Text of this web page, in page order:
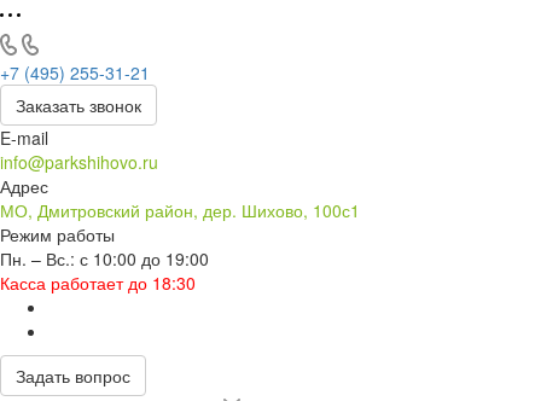
+7 (495) 255-31-21
Заказать звонок
E-mail
info@parkshihovo.ru
Адрес
МО, Дмитровский район, дер. Шихово, 100с1
Режим работы
Пн. – Вс.: с 10:00 до 19:00
Касса работает до 18:30
Задать вопрос